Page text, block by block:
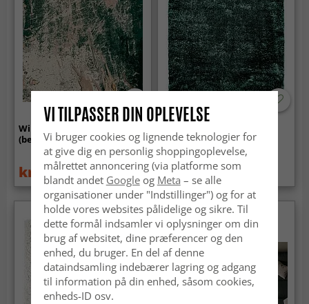
Wilton-tæppe - Tamalous
(beige/grøn)
kr.739 kr.959
(mørkegrøn)
kr.239
VI TILPASSER DIN OPLEVELSE
Vi bruger cookies og lignende teknologier for
at give dig en personlig shoppingoplevelse,
målrettet annoncering (via platforme som
blandt andet Googleog Meta – se alle
organisationer under "Indstillinger") og for at
holde vores websites pålidelige og sikre. Til
dette formål indsamler vi oplysninger om din
brug af websitet, dine præferencer og den
enhed, du bruger. En del af denne
dataindsamling indebærer lagring og adgang
til information på din enhed, såsom cookies,
enheds-ID osv.